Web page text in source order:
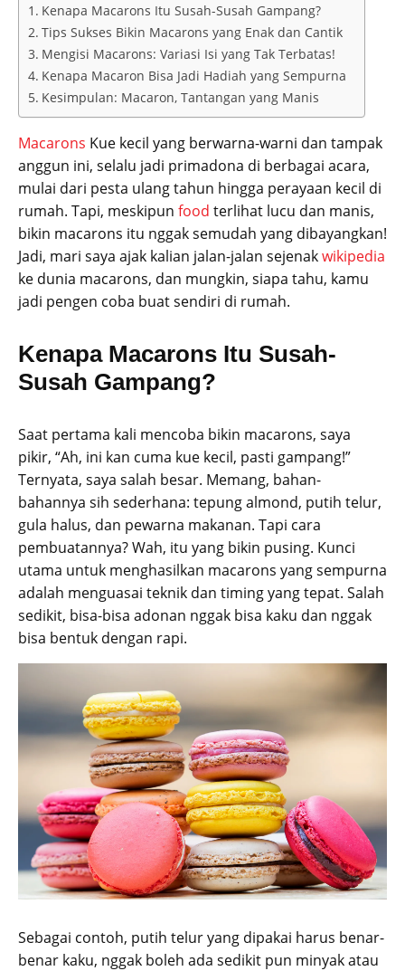
Kenapa Macarons Itu Susah-Susah Gampang?
Tips Sukses Bikin Macarons yang Enak dan Cantik
Mengisi Macarons: Variasi Isi yang Tak Terbatas!
Kenapa Macaron Bisa Jadi Hadiah yang Sempurna
Kesimpulan: Macaron, Tantangan yang Manis
Macarons Kue kecil yang berwarna-warni dan tampak
anggun ini, selalu jadi primadona di berbagai acara,
mulai dari pesta ulang tahun hingga perayaan kecil di
rumah. Tapi, meskipun food terlihat lucu dan manis,
bikin macarons itu nggak semudah yang dibayangkan!
Jadi, mari saya ajak kalian jalan-jalan sejenakwikipedia
ke dunia macarons, dan mungkin, siapa tahu, kamu
jadi pengen coba buat sendiri di rumah.
Kenapa Macarons Itu Susah-
Susah Gampang?
Saat pertama kali mencoba bikin macarons, saya
pikir, “Ah, ini kan cuma kue kecil, pasti gampang!”
Ternyata, saya salah besar. Memang, bahan-
bahannya sih sederhana: tepung almond, putih telur,
gula halus, dan pewarna makanan. Tapi cara
pembuatannya? Wah, itu yang bikin pusing. Kunci
utama untuk menghasilkan macarons yang sempurna
adalah menguasai teknik dan timing yang tepat. Salah
sedikit, bisa-bisa adonan nggak bisa kaku dan nggak
bisa bentuk dengan rapi.
Sebagai contoh, putih telur yang dipakai harus benar-
benar kaku, nggak boleh ada sedikit pun minyak atau